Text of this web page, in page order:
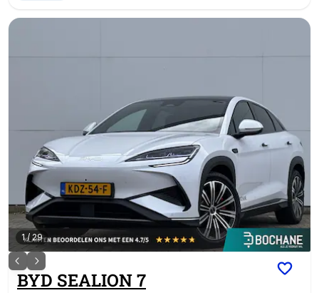
1/29
BYD SEALION 7